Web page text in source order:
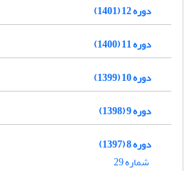
دوره 12 (1401)
دوره 11 (1400)
دوره 10 (1399)
دوره 9 (1398)
دوره 8 (1397)
شماره 29